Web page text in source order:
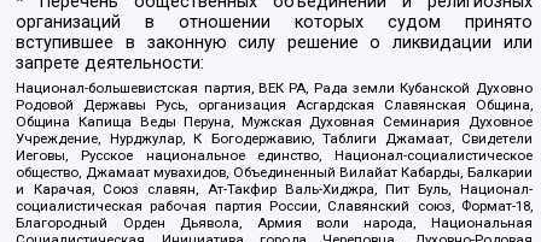
организаций в отношении которых судом принято
вступившее в законную силу решение о ликвидации или
запрете деятельности:
Национал-большевистская партия, ВЕК РА, Рада земли Кубанской Духовно
Родовой Державы Русь, организация Асгардская Славянская Община,
Община Капища Веды Перуна, Мужская Духовная Семинария Духовное
Учреждение, Нурджулар, К Богодержавию, Таблиги Джамаат, Свидетели
Иеговы, Русское национальное единство, Национал-социалистическое
общество, Джамаат мувахидов, Объединенный Вилайат Кабарды, Балкарии
и Карачая, Союз славян, Ат-Такфир Валь-Хиджра, Пит Буль, Национал-
социалистическая рабочая партия России, Славянский союз, Формат-18,
Благородный Орден Дьявола, Армия воли народа, Национальная